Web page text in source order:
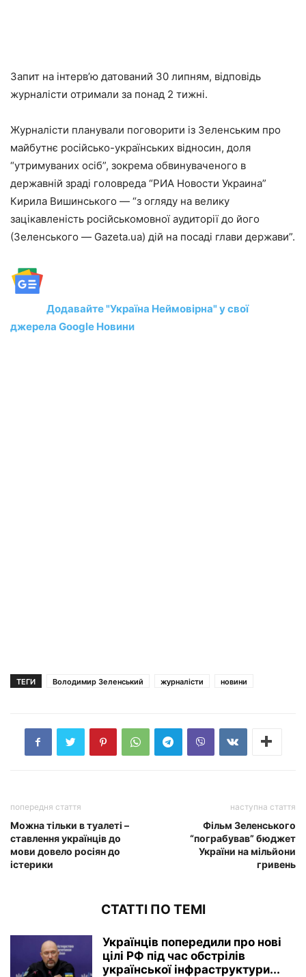
Запит на інтерв’ю датований 30 липням, відповідь
журналісти отримали за понад 2 тижні.
Журналісти планували поговорити із Зеленським про
майбутнє російсько-українських відносин, доля
“утримуваних осіб”, зокрема обвинуваченого в
державній зраді головреда “РИА Новости Украина”
Кирила Вишинського — “з огляду на велику
зацікавленість російськомовної аудиторії до його
(Зеленського — Gazeta.ua) дій на посаді глави держави”.
Додавайте "Україна Неймовірна" у свої
джерела Google Новини
ТЕГИ Володимир Зеленський журналісти новини
попередня стаття
Можна тільки в туалеті –
ставлення українців до
мови довело росіян до
істерики
наступна стаття
Фільм Зеленського
“пограбував” бюджет
України на мільйони
гривень
СТАТТІ ПО ТЕМІ
Українців попередили про нові
цілі РФ під час обстрілів
української інфраструктури...